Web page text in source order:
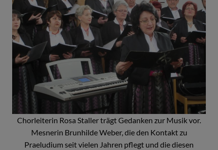
Chorleiterin Rosa Staller trägt Gedanken zur Musik vor.
Mesnerin Brunhilde Weber, die den Kontakt zu
Praeludium seit vielen Jahren pflegt und die diesen